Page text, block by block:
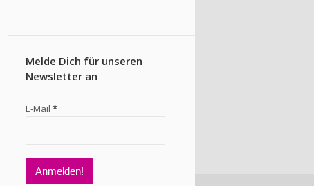
Melde Dich für unseren
Newsletter an
E-Mail *